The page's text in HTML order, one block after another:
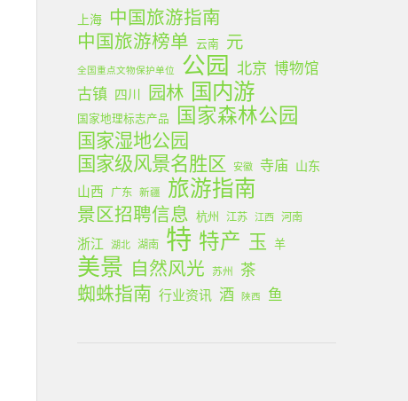
上海
中国旅游指南
中国旅游榜单 云南 元
全国重点文物保护单位 公园 北京 博物馆
古镇 四川 园林 国内游
国家地理标志产品 国家森林公园
国家湿地公园
国家级风景名胜区
安徽 寺庙 山东
山西 广东 新疆 旅游指南
景区招聘信息 杭州 江苏 江西 河南
浙江 湖北 湖南 特 特产 玉 羊
美景 自然风光 苏州 茶
蜘蛛指南 行业资讯 酒 陕西 鱼